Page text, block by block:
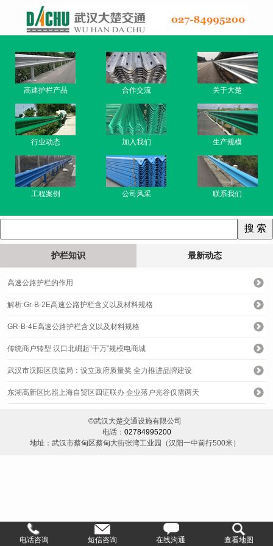
高速护栏产品 合作交流 关于大楚
行业动态 加入我们 生产规模
工程案例 公司风采 联系我们
护栏知识 最新动态
高速公路护栏的作用
解析:Gr-B-2E高速公路护栏含义以及材料规格
GR-B-4E高速公路护栏含义以及材料规格
传统商户转型 汉口北崛起“千万”规模电商城
武汉市汉阳区质监局：设立政府质量奖 全力推进品牌建设
东湖高新区比照上海自贸区四证联办 企业落户光谷仅需两天
©武汉大楚交通设施有限公司
电话： 02784995200
地址：武汉市蔡甸区蔡甸大街张湾工业园（汉阳一中前行500米）
电话咨询 短信咨询 在线沟通 查看地图